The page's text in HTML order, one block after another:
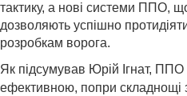
тактику, а нові системи ППО,
дозволяють успішно
розробкам ворога.
Як підсумував Юрій Ігнат, ППО
ефективною, попри